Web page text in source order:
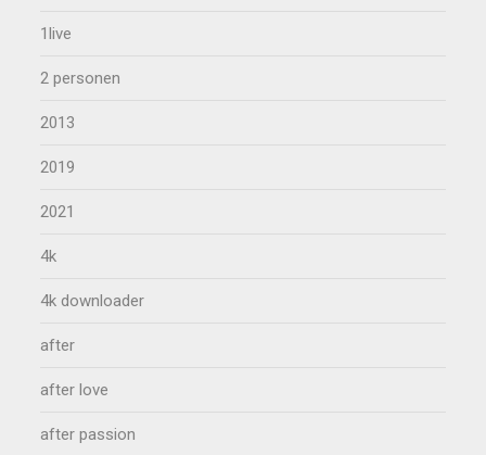
1live
2 personen
2013
2019
2021
4k
4k downloader
after
after love
after passion